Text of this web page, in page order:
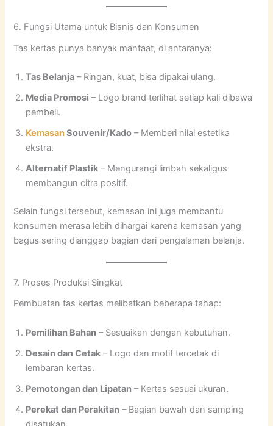
6. Fungsi Utama untuk Bisnis dan Konsumen
Tas kertas punya banyak manfaat, di antaranya:
Tas Belanja – Ringan, kuat, bisa dipakai ulang.
Media Promosi – Logo brand terlihat setiap kali dibawa
pembeli.
KemasanSouvenir/Kado – Memberi nilai estetika
ekstra.
Alternatif Plastik – Mengurangi limbah sekaligus
membangun citra positif.
Selain fungsi tersebut, kemasan ini juga membantu
konsumen merasa lebih dihargai karena kemasan yang
bagus sering dianggap bagian dari pengalaman belanja.
7. Proses Produksi Singkat
Pembuatan tas kertas melibatkan beberapa tahap:
Pemilihan Bahan – Sesuaikan dengan kebutuhan.
Desain dan Cetak – Logo dan motif tercetak di
lembaran kertas.
Pemotongan dan Lipatan – Kertas sesuai ukuran.
Perekat dan Perakitan – Bagian bawah dan samping